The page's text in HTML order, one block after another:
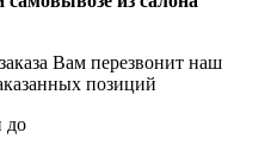
Вам перезвонит наш
позиций
до